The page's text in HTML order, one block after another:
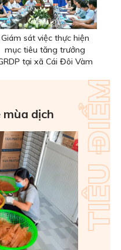
Giám sát việc thực hiện
mục tiêu tăng trưởng
tại xã Cái Đôi Vàm
mùa dịch